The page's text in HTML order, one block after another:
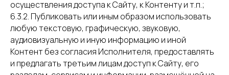
осуществления доступа к Сайту, к Контенту и т.п.;
6.3.2. Публиковать или иным образом использовать
любую текстовую, графическую, звуковую,
аудиовизуальную и иную информацию и иной
Контент без согласия Исполнителя, предоставлять
и предлагать третьим лицам доступ к Сайту, его